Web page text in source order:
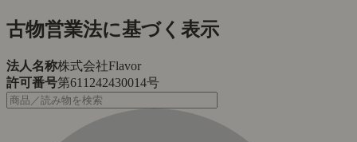
古物営業法に基づく表示
法人名称株式会社Flavor
許可番号第611242430014号